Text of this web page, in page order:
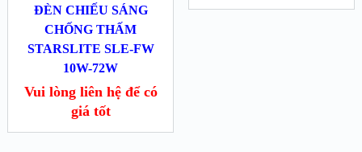
ĐÈN CHIẾU SÁNG
CHỐNG THẤM
STARSLITE SLE-FW
10W-72W
Vui lòng liên hệ để có
giá tốt